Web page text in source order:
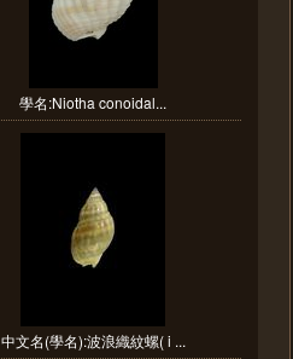
學名:Niotha conoidal...
中文名(學名):波浪織紋螺( i ...